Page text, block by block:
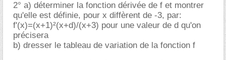
2° a) déterminer la fonction dérivée de f et montrer
qu'elle est définie, pour x diffèrent de -3, par:
f'(x)=(x+1)²(x+d)/(x+3) pour une valeur de d qu'on
précisera
b) dresser le tableau de variation de la fonction f